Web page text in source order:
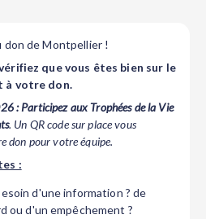
don de Montpellier !
que vous êtes bien sur le
à votre don.
: Participez aux Trophées de la Vie
. Un QR code sur place vous
don pour votre équipe.
:
d'une information ? de
ou d'un empêchement ?